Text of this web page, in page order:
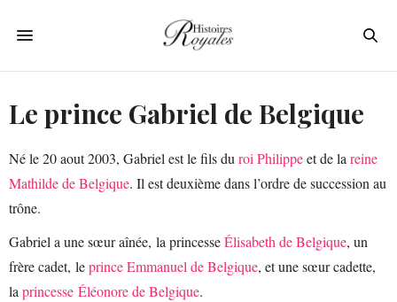
Le prince Gabriel de Belgique
Né le 20 aout 2003, Gabriel est le fils du roi Philippeet de la reine
Mathilde de Belgique. Il est deuxième dans l’ordre de succession au
trône.
Gabriel a une sœur aînée, la princesseÉlisabeth de Belgique, un
frère cadet, leprince Emmanuel de Belgique, et une sœur cadette,
laprincesse Éléonore de Belgique.